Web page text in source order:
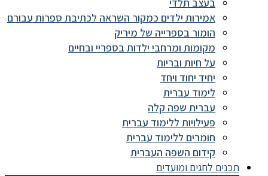
בעצב תלדי
אמירות ילדים כמקור השראה לכתיבת ספרות עבורם
הומור בספרייה של מיריק
מקומות ומרחבי ילדות בספריי ובחיים
על חיות ובריות
יחיד יחוד ויחד
לימוד עברית
עברית שפה קלה
פעילויות ללימוד עברית
חומרים ללימוד עברית
קידום השפה העברית
תכנים לחגים ומועדים